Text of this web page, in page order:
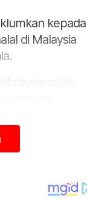
kepada
di Malaysia
maklum
Jabatan
peraturan